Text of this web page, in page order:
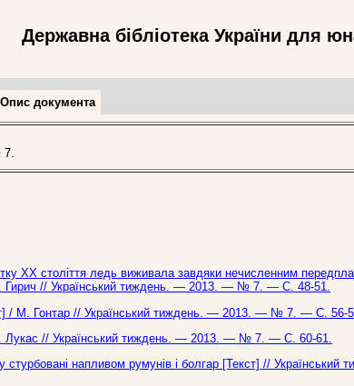
Державна бібліотека України для
Опис документа
7.
ХХ століття ледь виживала завдяки нечисленним
І. Гирич // Український тиждень. — 2013. — № 7. — С. 48-51.
/ М. Гонтар // Український тиждень. — 2013. — № 7. — С. 56-
Лукас // Український тиждень. — 2013. — № 7. — С. 60-61.
стурбовані напливом румунів і болгар [Текст] //